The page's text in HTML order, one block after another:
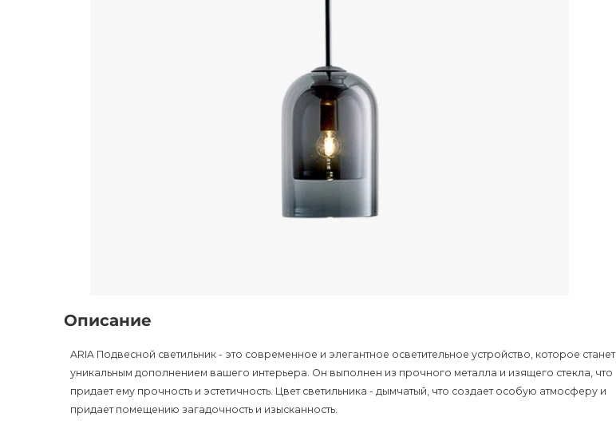
Описание
ARIA Подвесной светильник - это современное и элегантное осветительное устройство, которое станет
уникальным дополнением вашего интерьера. Он выполнен из прочного металла и изящего стекла, что
придает ему прочность и эстетичность. Цвет светильника - дымчатый, что создает особую атмосферу и
придает помещению загадочность и изысканность.